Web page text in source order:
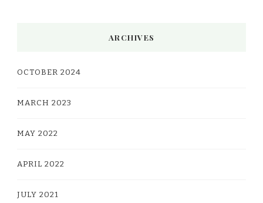
ARCHIVES
OCTOBER 2024
MARCH 2023
MAY 2022
APRIL 2022
JULY 2021